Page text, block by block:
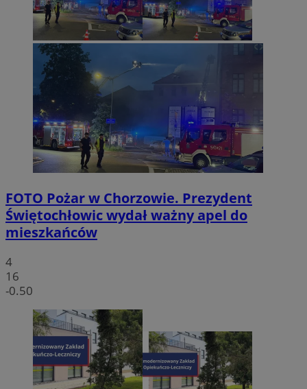
FOTO Pożar w Chorzowie. Prezydent
Świętochłowic wydał ważny apel do
mieszkańców
4
16
-0.50